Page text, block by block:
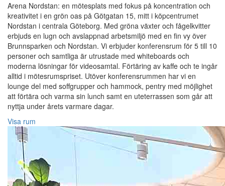
Arena Nordstan: en mötesplats med fokus på koncentration och
kreativitet i en grön oas på Götgatan 15, mitt i köpcentrumet
Nordstan i centrala Göteborg. Med gröna växter och fågelkvitter
erbjuds en lugn och avslappnad arbetsmiljö med en fin vy över
Brunnsparken och Nordstan. Vi erbjuder konferensrum för 5 till 10
personer och samtliga är utrustade med whiteboards och
moderna lösningar för videosamtal. Förtäring av kaffe och te ingår
alltid i mötesrumspriset. Utöver konferensrummen har vi en
lounge del med soffgrupper och hammock, pentry med möjlighet
att förtära och varma sin lunch samt en uteterrassen som går att
nyttja under årets varmare dagar.
Visa rum